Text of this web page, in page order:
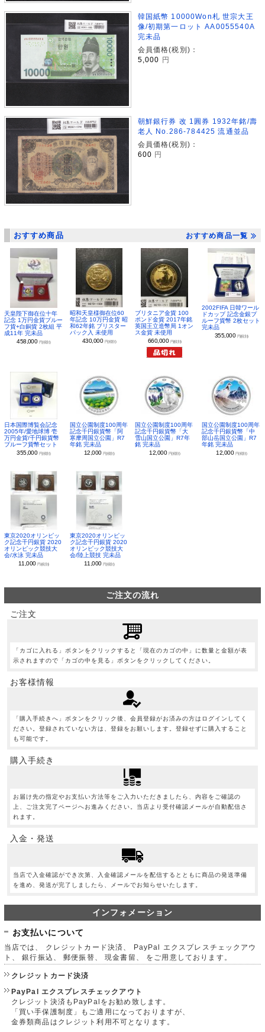
韓国紙幣 10000Won札 世宗大王
像/初期第一ロット AA0055540A
完未品
会員価格(税別)：
5,000
円
朝鮮銀行券 改 1圓券 1932年銘/壽
老人 No.286-784425 流通並品
会員価格(税別)：
600 円
おすすめ商品 おすすめ商品一覧
天皇陛下御在位十年
記念 1万円金貨プルー
フ貨+白銅貨 2枚組 平
成11年 完未品
458,000 円(税別)
昭和天皇様御在位60
年記念 10万円金貨 昭
和62年銘 ブリスター
パック入 未使用
430,000 円(税別)
ブリタニア金貨 100
ポンド金貨 2017年銘
英国王立造幣局 1オン
ス金貨 未使用
660,000 円(税別)
2002FIFA 日韓ワール
ドカップ 記念金銀プ
ルーフ貨幣 2枚セット
完未品
355,000 円(税別)
日本国際博覧会記念
2005年/愛地球博 壱
万円金貨/千円銀貨幣
プルーフ貨幣セット
355,000 円(税別)
国立公園制度100周年
記念千円銀貨幣「阿
寒摩周国立公園」R7
年銘 完未品
12,000 円(税別)
国立公園制度100周年
記念千円銀貨幣「大
雪山国立公園」R7年
銘 完未品
12,000 円(税別)
国立公園制度100周年
記念千円銀貨幣「中
部山岳国立公園」R7
年銘 完未品
12,000 円(税別)
東京2020オリンピッ
ク記念千円銀貨 2020
オリンピック競技大
会/水泳 完未品
11,000円(税別)
東京2020オリンピッ
ク記念千円銀貨 2020
オリンピック競技大
会/陸上競技 完未品
11,000 円(税別)
ご注文の流れ
ご注文
「カゴに入れる」ボタンをクリックすると「現在のカゴの中」に数量と金額が表
示されますので「カゴの中を見る」ボタンをクリックしてください。
お客様情報
「購入手続きへ」ボタンをクリック後、会員登録がお済みの方はログインしてく
ださい。登録されていない方は、登録をお願いします。登録せずに購入すること
も可能です。
購入手続き
お届け先の指定やお支払い方法等をご入力いただきましたら、内容をご確認の
上、ご注文完了ページへお進みください。当店より受付確認メールが自動配信さ
れます。
入金・発送
当店で入金確認ができ次第、入金確認メールを配信するとともに商品の発送準備
を進め、発送が完了しましたら、メールでお知らせいたします。
インフォメーション
お支払いについて
当店では、 クレジットカード決済、 PayPal エクスプレスチェックアウ
ト、 銀行振込、 郵便振替、 現金書留、 をご用意しております。
クレジットカード決済
PayPal エクスプレスチェックアウト
クレジット決済もPayPalをお勧め致します。
「買い手保護制度」もご適用になっておりますが、
金券類商品はクレジット利用不可となります。